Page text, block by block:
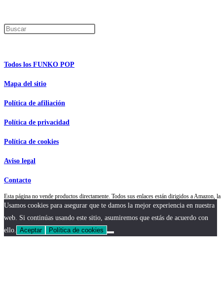
Todos los FUNKO POP
Mapa del sitio
Política de afiliación
Política de privacidad
Política de cookies
Aviso legal
Contacto
Esta página no vende productos directamente. Todos sus enlaces están dirigidos a
Usamos cookies para asegurar que te damos la mejor experiencia en nuestra
web. Si continúas usando este sitio, asumiremos que estás de acuerdo con
ello. Aceptar Política de cookies